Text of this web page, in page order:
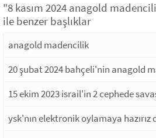
"8 kasım 2024 anagold
ile benzer başlıklar
anagold madencilik
20 şubat 2024 bahçeli'nin anagold
15 ekim 2023 israil'in 2 cephede
ysk'nın elektronik oylamaya hazırız